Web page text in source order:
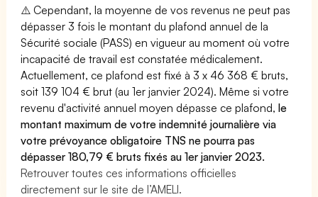
⚠️ Cependant, la moyenne de vos revenus ne peut pas
dépasser 3 fois le montant du plafond annuel de la
Sécurité sociale (PASS) en vigueur au moment où votre
incapacité de travail est constatée médicalement.
Actuellement, ce plafond est fixé à 3 x 46 368 € bruts,
soit 139 104 € brut (au 1er janvier 2024). Même si votre
revenu d'activité annuel moyen dépasse ce plafond,le
montant maximum de votre indemnité journalière via
votre prévoyance obligatoire TNS ne pourra pas
dépasser 180,79 € bruts fixés au 1er janvier 2023.
Retrouver toutes ces informations officielles
directement sur le site de l’AMELI.